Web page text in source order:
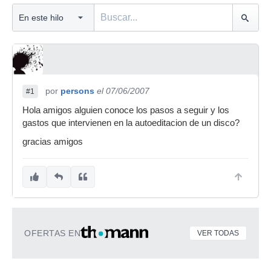
#1 por persons el 07/06/2007
Hola amigos alguien conoce los pasos a seguir y los
gastos que intervienen en la autoeditacion de un disco?
gracias amigos
OFERTAS EN VER TODAS